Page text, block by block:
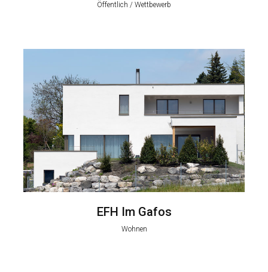
Öffentlich / Wettbewerb
EFH Im Gafos
Wohnen